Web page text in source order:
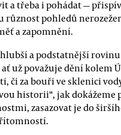
a třeba i pohádat —
různost pohledů
a zapomnění.
a podstatnější
už považuje dění kolem
či za bouři ve sklenici
historii“, jak dokážeme
zasazovat je do